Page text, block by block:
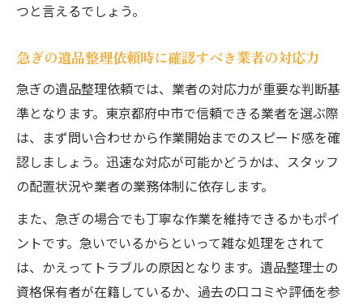
つと言えるでしょう。
急ぎの遺品整理依頼時に確認すべき業者の対応力
急ぎの遺品整理依頼では、業者の対応力が重要な判断基
準となります。東京都府中市で信頼できる業者を選ぶ際
は、まず問い合わせから作業開始までのスピード感を確
認しましょう。迅速な対応が可能かどうかは、スタッフ
の配置状況や業者の業務体制に依存します。
また、急ぎの場合でも丁寧な作業を維持できるかもポイ
ントです。急いでいるからといって雑な処理をされて
は、かえってトラブルの原因となります。遺品整理士の
資格保有者が在籍しているか、過去の口コミや評価を参